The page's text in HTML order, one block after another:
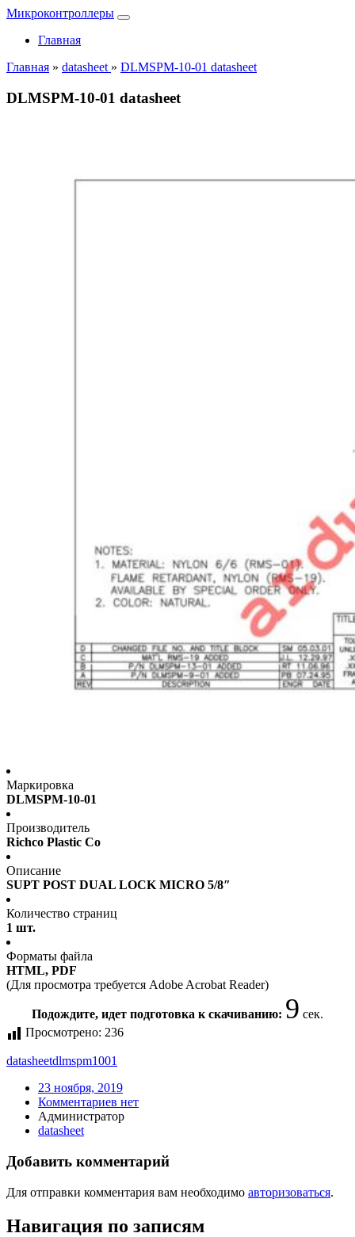
Микроконтроллеры
Главная
Главная » datasheet » DLMSPM-10-01 datasheet
DLMSPM-10-01 datasheet
Маркировка
DLMSPM-10-01
Производитель
Richco Plastic Co
Описание
SUPT POST DUAL LOCK MICRO 5/8″
Количество страниц
1 шт.
Форматы файла
HTML, PDF
(Для просмотра требуется Adobe Acrobat Reader)
Подождите, идет подготовка к скачиванию: 9 сек.
Просмотрено: 236
datasheetdlmspm1001
23 ноября, 2019
Комментариев нет
Администратор
datasheet
Добавить комментарий
Для отправки комментария вам необходимо авторизоваться.
Навигация по записям